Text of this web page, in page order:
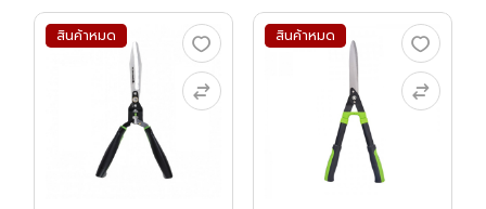
สินค้าหมด สินค้าหมด